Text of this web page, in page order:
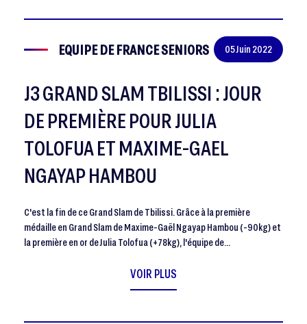
EQUIPE DE FRANCE SENIORS 05 Juin 2022
J3 GRAND SLAM TBILISSI : JOUR
DE PREMIÈRE POUR JULIA
TOLOFUA ET MAXIME-GAEL
NGAYAP HAMBOU
C'est la fin de ce Grand Slam de Tbilissi. Grâce à la première
médaille en Grand Slam de Maxime-Gaël Ngayap Hambou (-90kg) et
la première en or de Julia Tolofua (+78kg), l'équipe de…
VOIR PLUS